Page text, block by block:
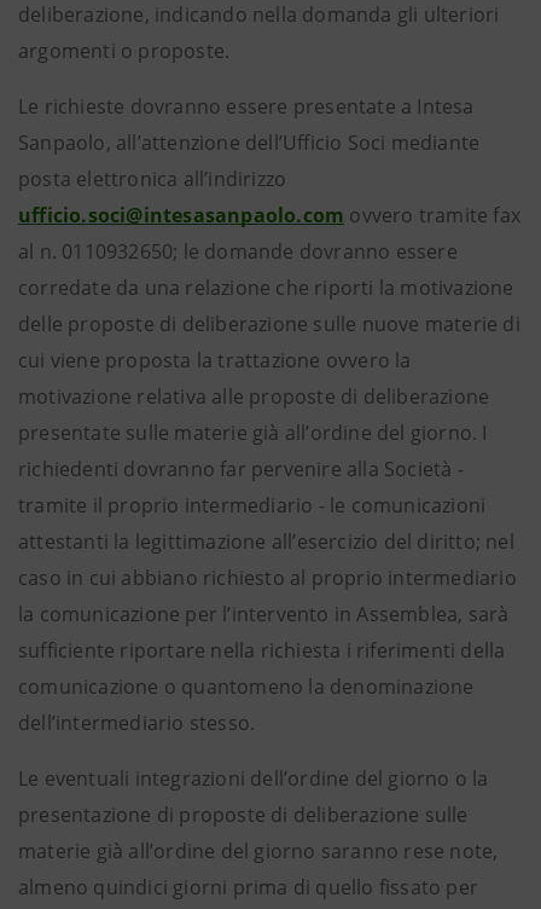
deliberazione, indicando nella domanda gli ulteriori
argomenti o proposte.
Le richieste dovranno essere presentate a Intesa
Sanpaolo, all’attenzione dell’Ufficio Soci mediante
posta elettronica all’indirizzo
ufficio.soci@intesasanpaolo.com ovvero tramite fax
al n. 0110932650; le domande dovranno essere
corredate da una relazione che riporti la motivazione
delle proposte di deliberazione sulle nuove materie di
cui viene proposta la trattazione ovvero la
motivazione relativa alle proposte di deliberazione
presentate sulle materie già all’ordine del giorno. I
richiedenti dovranno far pervenire alla Società -
tramite il proprio intermediario - le comunicazioni
attestanti la legittimazione all’esercizio del diritto; nel
caso in cui abbiano richiesto al proprio intermediario
la comunicazione per l’intervento in Assemblea, sarà
sufficiente riportare nella richiesta i riferimenti della
comunicazione o quantomeno la denominazione
dell’intermediario stesso.
Le eventuali integrazioni dell’ordine del giorno o la
presentazione di proposte di deliberazione sulle
materie già all’ordine del giorno saranno rese note,
almeno quindici giorni prima di quello fissato per